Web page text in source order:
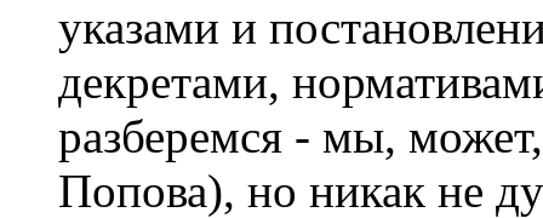
указами и
декретами,
разберемся - мы,
Попова), но никак не